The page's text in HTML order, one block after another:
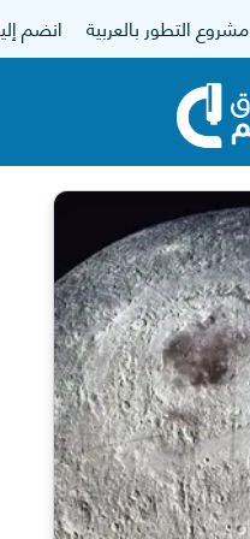
مشروع التطور بالعربية انضم